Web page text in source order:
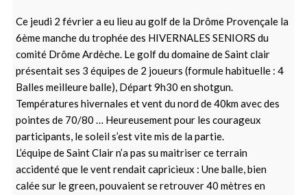
Ce jeudi 2 février a eu lieu au golf de la Drôme Provençale la
6ème manche du trophée des HIVERNALES SENIORS du
comité Drôme Ardèche. Le golf du domaine de Saint clair
présentait ses 3 équipes de 2 joueurs (formule habituelle : 4
Balles meilleure balle), Départ 9h30 en shotgun.
Températures hivernales et vent du nord de 40km avec des
pointes de 70/80 … Heureusement pour les courageux
participants, le soleil s’est vite mis de la partie.
L’équipe de Saint Clair n’a pas su maitriser ce terrain
accidenté que le vent rendait capricieux : Une balle, bien
calée sur le green, pouvaient se retrouver 40 mètres en